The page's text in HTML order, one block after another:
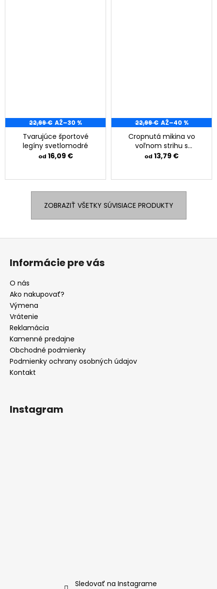
22,99 € AŽ–30 %
Tvarujúce športové
legíny svetlomodré
od 16,09 €
22,99 € AŽ–40 %
Cropnutá mikina vo
voľnom strihu s
kapucňou biela
od 13,79 €
ZOBRAZIŤ VŠETKY SÚVISIACE PRODUKTY
Z
Informácie pre vás
O nás
Ako nakupovať?
Výmena
Vrátenie
Reklamácia
Kamenné predajne
Obchodné podmienky
Podmienky ochrany osobných údajov
Kontakt
Instagram
Sledovať na Instagrame